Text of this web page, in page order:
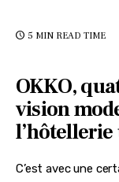
5 MIN READ TIME
OKKO,
vision
C’est avec une